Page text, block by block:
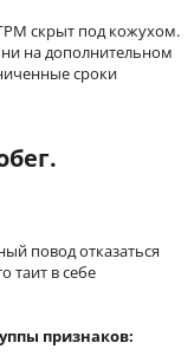
скрыт под кожухом.
на дополнительном
сроки
повод отказаться
таит в себе
признаков: